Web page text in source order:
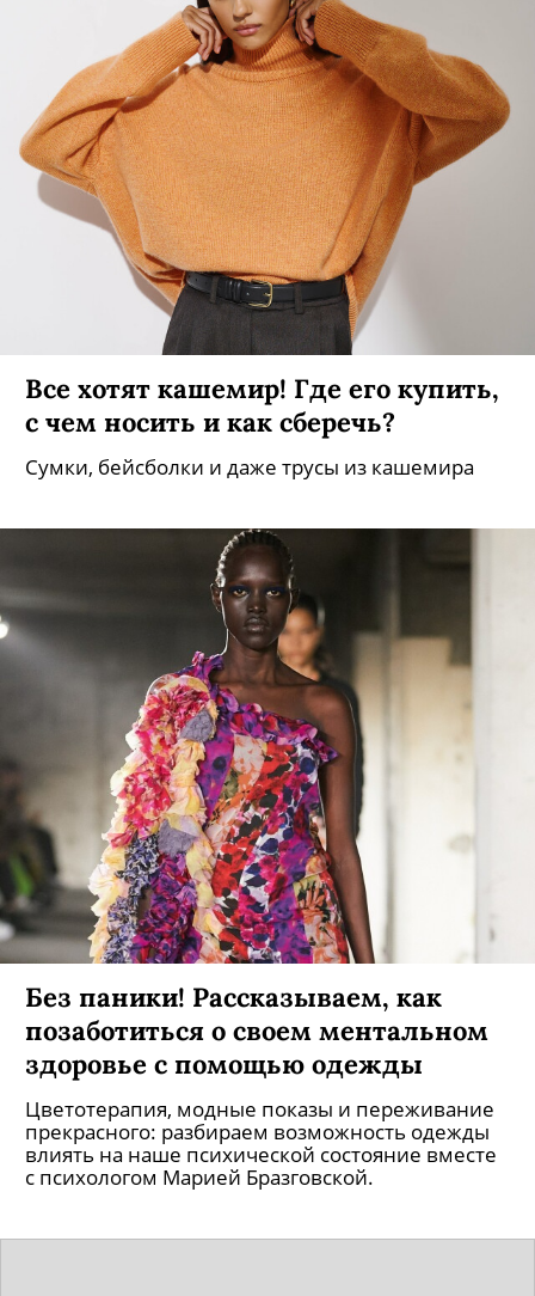
Все хотят кашемир! Где его купить,
с чем носить и как сберечь?
Сумки, бейсболки и даже трусы из кашемира
Без паники! Рассказываем, как
позаботиться о своем ментальном
здоровье с помощью одежды
Цветотерапия, модные показы и переживание
прекрасного: разбираем возможность одежды
влиять на наше психической состояние вместе
с психологом Марией Бразговской.